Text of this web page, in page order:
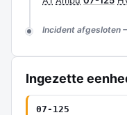
Incident afgesloten
Ingezette
07-125